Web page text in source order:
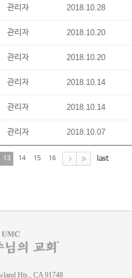
관리자 2018.10.28
관리자 2018.10.20
관리자 2018.10.20
관리자 2018.10.14
관리자 2018.10.14
관리자 2018.10.07
13 14 15 16 last
Hts., CA 91748